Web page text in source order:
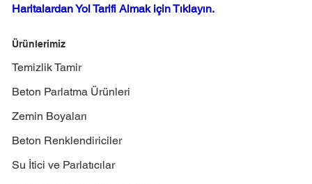
Haritalardan Yol Tarifi Almak için Tıklayın.
Ürünlerimiz
Temizlik Tamir
Beton Parlatma Ürünleri
Zemin Boyaları
Beton Renklendiriciler
Su İtici ve Parlatıcılar